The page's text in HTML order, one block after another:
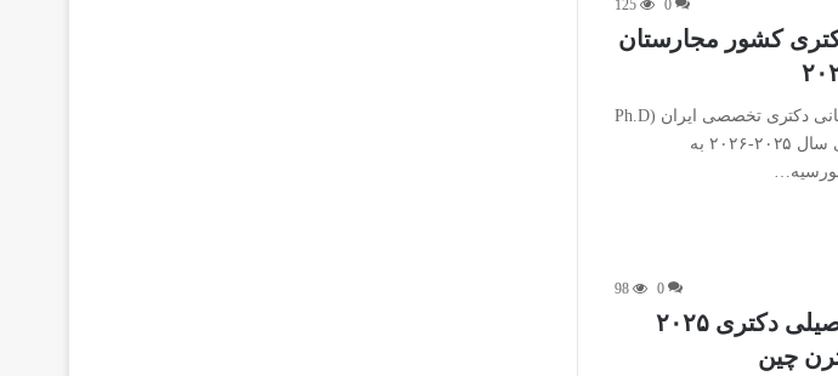
0
125
کشور مجارستان
به گزارش پایگاه اطلاع رسانی دکتری تخصصی ایران (Ph.D
info) دولت مجارستان برای سال ۲۰۲۵-۲۰۲۶ به
0
98
فراخوان بورس تحصیلی دکتری ۲۰۲۵
چین